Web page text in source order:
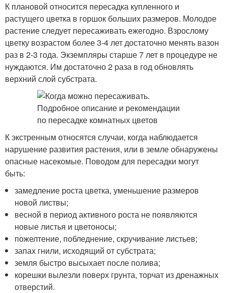
К плановой относится пересадка купленного и
растущего цветка в горшок больших размеров. Молодое
растение следует пересаживать ежегодно. Взрослому
цветку возрастом более 3-4 лет достаточно менять вазон
раз в 2-3 года. Экземпляры старше 7 лет в процедуре не
нуждаются. Им достаточно 2 раза в год обновлять
верхний слой субстрата.
К экстренным относятся случаи, когда наблюдается
нарушение развития растения, или в земле обнаружены
опасные насекомые. Поводом для пересадки могут
быть:
замедление роста цветка, уменьшение размеров
новой листвы;
весной в период активного роста не появляются
новые листья и цветоносы;
пожелтение, побледнение, скручивание листьев;
запах гнили, исходящий от субстрата;
земля быстро высыхает после полива;
корешки вылезли поверх грунта, торчат из дренажных
отверстий.